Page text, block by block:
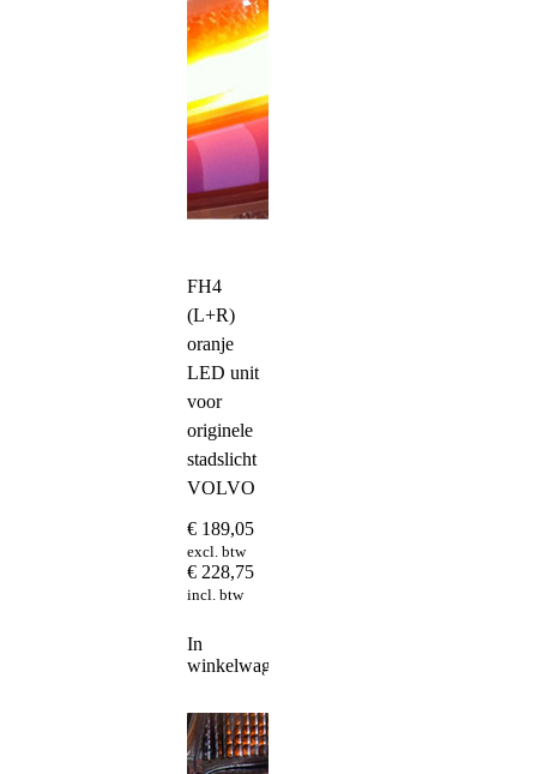
FH4
(L+R)
oranje
LED unit
voor
originele
stadslicht
VOLVO
€ 189,05
excl. btw
€ 228,75
incl. btw
In
winkelwagen